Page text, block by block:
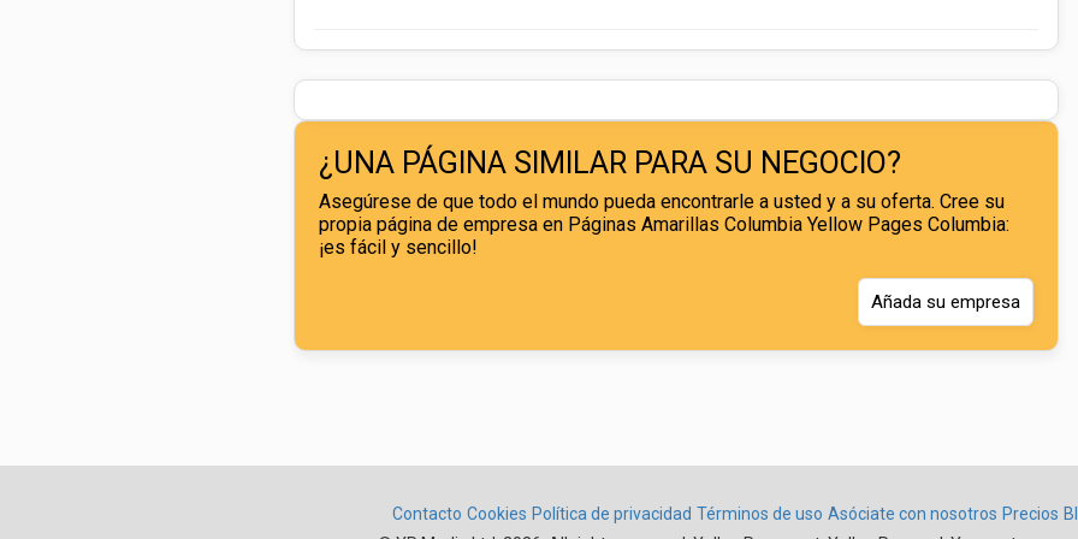
¿UNA PÁGINA SIMILAR PARA SU NEGOCIO?
Asegúrese de que todo el mundo pueda encontrarle a usted y a su oferta. Cree su
propia página de empresa en Páginas Amarillas Columbia Yellow Pages Columbia:
¡es fácil y sencillo!
Añada su empresa
Contacto Cookies Política de privacidad Términos de uso Asóciate con nosotros Precios